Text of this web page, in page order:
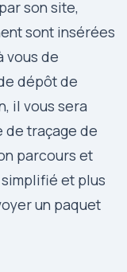
son site,
sont insérées
vous de
dépôt de
il vous sera
de traçage de
parcours et
et plus
un paquet